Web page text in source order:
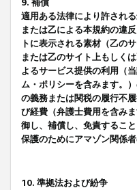
9. 補償
適用ある法律により許され
または乙による本規約の違
トに表示される素材（乙の
または乙のサイト上もしく
よるサービス提供の利用（
ム・ポリシーを含みます。
の義務または関税の履行不
び経費（弁護士費用を含み
御し、補償し、免責するこ
保護のためにアマゾン関係
10. 準拠法および紛争